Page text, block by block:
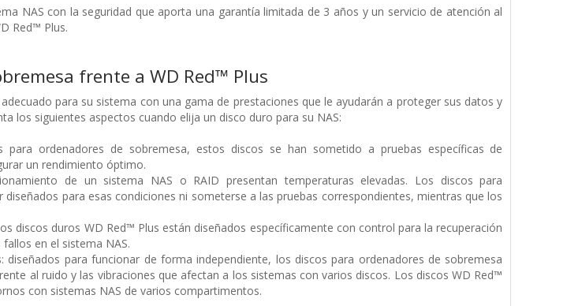
NAS con la seguridad que aporta una garantía limitada de 3 años y un servicio de atención al
Red™ Plus.
frente a WD Red™ Plus
para su sistema con una gama de prestaciones que le ayudarán a proteger sus datos y
los siguientes aspectos cuando elija un disco duro para su NAS:
para ordenadores de sobremesa, estos discos se han sometido a pruebas específicas de
un rendimiento óptimo.
de un sistema NAS o RAID presentan temperaturas elevadas. Los discos para
para esas condiciones ni someterse a las pruebas correspondientes, mientras que los
discos duros WD Red™ Plus están diseñados específicamente con control para la recuperación
en el sistema NAS.
para funcionar de forma independiente, los discos para ordenadores de sobremesa
al ruido y las vibraciones que afectan a los sistemas con varios discos. Los discos WD Red™
con sistemas NAS de varios compartimentos.